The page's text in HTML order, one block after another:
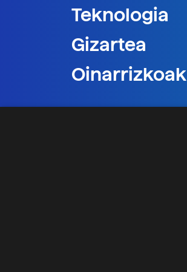
Teknologia
Gizartea
Oinarrizkoak